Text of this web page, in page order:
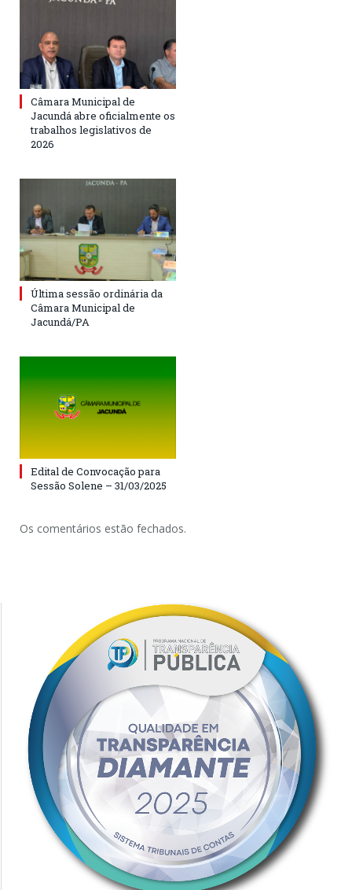
Câmara Municipal de
Jacundá abre oficialmente os
trabalhos legislativos de
2026
Última sessão ordinária da
Câmara Municipal de
Jacundá/PA
Edital de Convocação para
Sessão Solene – 31/03/2025
Os comentários estão fechados.